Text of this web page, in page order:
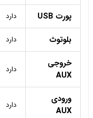
پورت USB دارد
بلوتوث دارد
خروجی
AUX
دارد
ورودی
AUX
دارد